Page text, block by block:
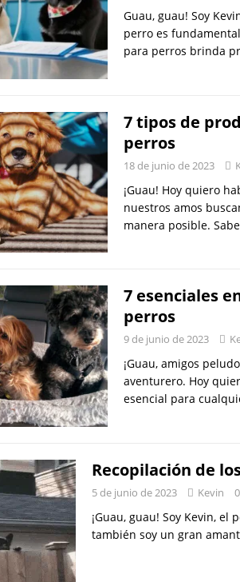
Guau, guau! Soy
perro es
para perros brinda
7 tipos de
perros
18 de junio de 2023
¡Guau! Hoy quiero
nuestros amos
manera posible.
7 esenciales
perros
9 de junio de 2023
¡Guau, amigos
aventurero. Hoy
esencial para
Recopilación de
5 de junio de 2023 Kevin 0
¡Guau, guau! Soy Kevin,
también soy un gran